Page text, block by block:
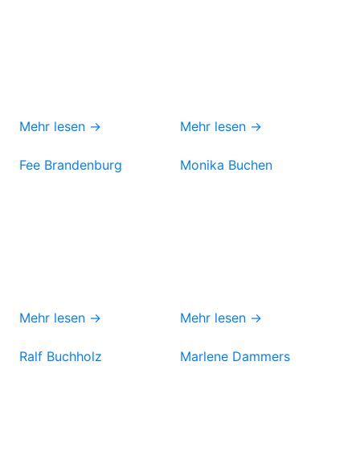
Mehr lesen → Mehr lesen →
Fee Brandenburg
Mehr lesen →
Monika Buchen
Mehr lesen →
Ralf Buchholz Marlene Dammers